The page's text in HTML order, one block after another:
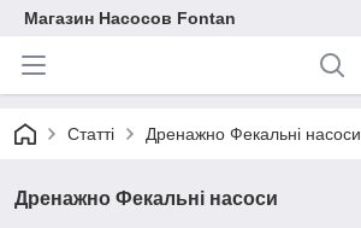
Магазин Насосов Fontan
Статті Дренажно Фекальні насоси
Дренажно Фекальні насоси